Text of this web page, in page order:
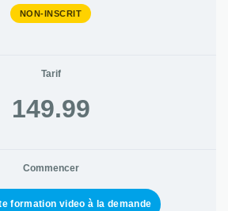
NON-INSCRIT
Tarif
149.99
Commencer
formation video à la demande